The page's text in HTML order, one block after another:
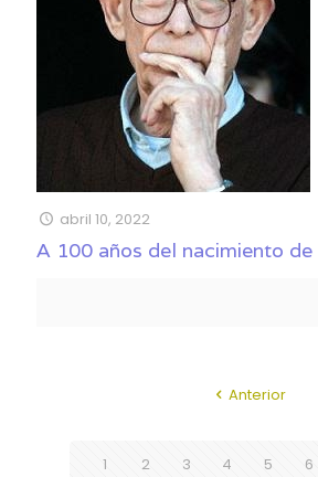
abril 10, 2022
A 100 años del nacimiento
Anterior
1 2 3 4 5 6